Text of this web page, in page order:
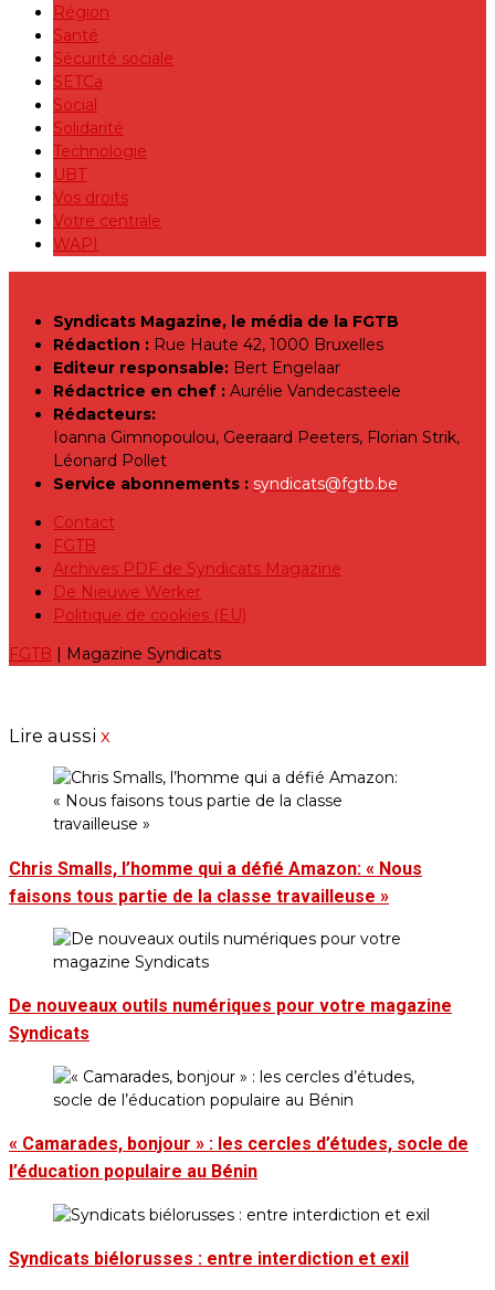
Région
Santé
Sécurité sociale
SETCa
Social
Solidarité
Technologie
UBT
Vos droits
Votre centrale
WAPI
Syndicats Magazine, le média de la FGTB
Rédaction : Rue Haute 42, 1000 Bruxelles
Editeur responsable: Bert Engelaar
Rédactrice en chef : Aurélie Vandecasteele
Rédacteurs:
Ioanna Gimnopoulou, Geeraard Peeters, Florian Strik,
Léonard Pollet
Service abonnements : syndicats@fgtb.be
Contact
FGTB
Archives PDF de Syndicats Magazine
De Nieuwe Werker
Politique de cookies (EU)
FGTB | Magazine Syndicats
Lire aussi x
Chris Smalls, l’homme qui a défié Amazon: « Nous
faisons tous partie de la classe travailleuse »
De nouveaux outils numériques pour votre magazine
Syndicats
« Camarades, bonjour » : les cercles d’études, socle de
l’éducation populaire au Bénin
Syndicats biélorusses : entre interdiction et exil